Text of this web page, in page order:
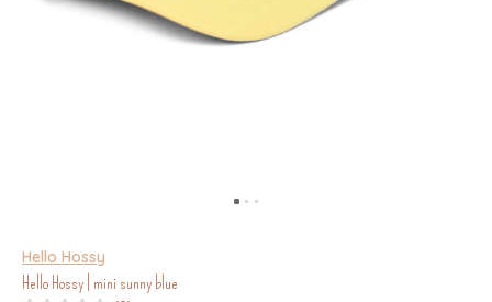
Hello Hossy
Hello Hossy | mini sunny blue